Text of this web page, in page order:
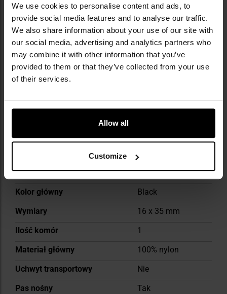
We use cookies to personalise content and ads, to
provide social media features and to analyse our traffic.
We also share information about your use of our site with
our social media, advertising and analytics partners who
may combine it with other information that you’ve
provided to them or that they’ve collected from your use
of their services.
Allow all
Customize
Więcej
informacji
Waga
172 g
Kolor/kamuflaż
Czarny
Zapięcie komory głównej
Dedykowana kieszeń na
Nie
Kompatybilność z molle/pals
Tak
ekwipunku na zewnątrz
Tak
Kolor główny
Black
Wymiary
16 x 35 mm
Ilość komór
1
Materiał główny
100% nylon
Uchwyt transportowy
Nie
Pas nośny
Tak